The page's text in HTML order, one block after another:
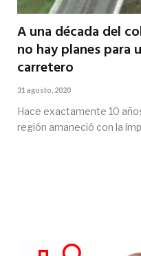
A una década del
no hay planes para
carretero
31 agosto, 2020
Hace exactamente 10
región amaneció con la